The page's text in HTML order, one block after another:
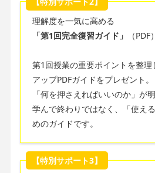
理解度を一気に高める
「第1回完全復習ガイド」
（PDF
第1回授業の重要ポイントを整
アップPDFガイドをプレゼント。
「何を押さえればいいのか」が
学んで終わりではなく、「使え
めのガイドです。
【特別サポート3】